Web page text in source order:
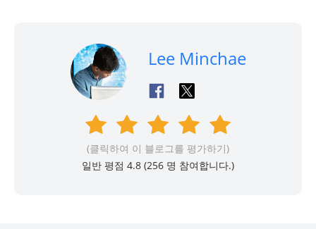
Lee Minchae
(클릭하여 이 블로그를 평가하기)
일반 평점 4.8 (256 명 참여합니다.)